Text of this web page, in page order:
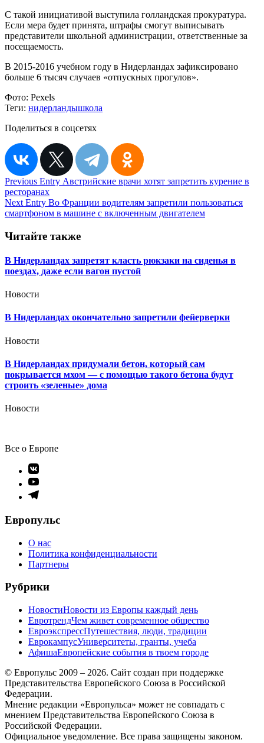
С такой инициативой выступила голландская прокуратура.
Если мера будет принята, штрафы смогут выписывать
представители школьной администрации, ответственные за
посещаемость.
В 2015-2016 учебном году в Нидерландах зафиксировано
больше 6 тысяч случаев «отпускных прогулов».
Фото: Pexels
Теги: нидерландышкола
Поделиться в соцсетях
Навигация
по
записям
Previous Entry Австрийские врачи хотят запретить курение в
ресторанах
Next Entry Во Франции водителям запретили пользоваться
смартфоном в машине с включенным двигателем
Читайте также
В Нидерландах запретят класть рюкзаки на сиденья в
поездах, даже если вагон пустой
Новости
В Нидерландах окончательно запретили фейерверки
Новости
В Нидерландах придумали бетон, который сам
покрывается мхом — с помощью такого бетона будут
строить «зеленые» дома
Новости
Все о Европе
Элемент
меню
Элемент
меню
Элемент
Европульс
О нас
Политика конфиденциальности
Партнеры
Рубрики
НовостиНовости из Европы каждый день
ЕвротрендЧем живет современное общество
ЕвроэкспрессПутешествия, люди, традиции
ЕврокампусУниверситеты, гранты, учеба
АфишаЕвропейские события в твоем городе
© Европульс 2009 – 2026. Сайт создан при поддержке
Представительства Европейского Союза в Российской
Федерации.
Мнение редакции «Европульса» может не совпадать с
мнением Представительства Европейского Союза в
Российской Федерации.
Официальное уведомление. Все права защищены законом.